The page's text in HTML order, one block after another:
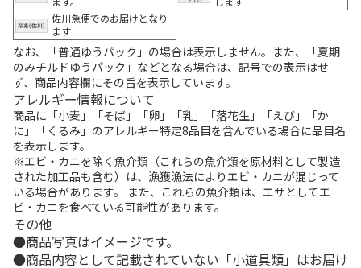
佐川急便でのお届けとなり
ます
なお、「普通ゆうパック」の場合は表示しません。また、「夏期
のみチルドゆうパック」などとなる場合は、記号での表示はせ
ず、商品内容欄にその旨を表示しています。
アレルギー情報について
商品に「小麦」「そば」「卵」「乳」「落花生」「えび」「か
に」「くるみ」のアレルギー特定8品目を含んでいる場合に品目名
を表示します。
※エビ・カニを除く魚介類（これらの魚介類を原材料として製造
された加工品も含む）は、漁獲漁法によりエビ・カニが混じって
いる場合があります。 また、これらの魚介類は、エサとしてエ
ビ・カニを食べている可能性があります。
その他
商品写真はイメージです。
商品内容として記載されていない「小道具類」はお届け